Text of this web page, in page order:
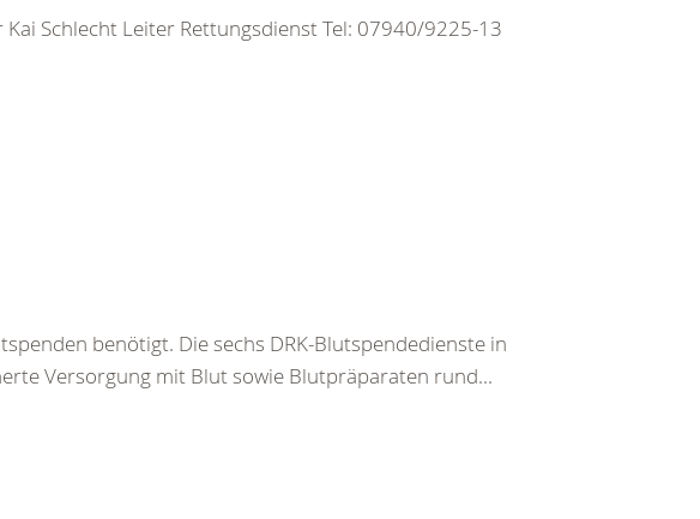
Schlecht Leiter Rettungsdienst Tel: 07940/9225-13
benötigt. Die sechs DRK-Blutspendedienste in
Versorgung mit Blut sowie Blutpräparaten rund...